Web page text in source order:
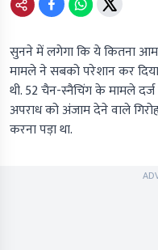
सुनने में लगेगा कि ये कितना
मामले ने सबको परेशान कर
थी. 52 चैन-स्नैचिंग के मामले
अपराध को अंजाम देने वाले
करना पड़ा था.